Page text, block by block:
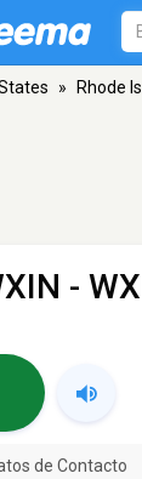
» Rhode
-
de Contacto